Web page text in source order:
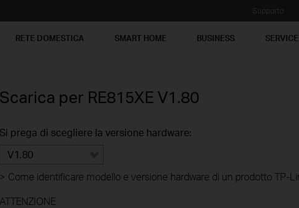
RETE DOMESTICA SMART HOME BUSINESS
Scarica per RE815XE V1.80
Si prega di scegliere la versione hardware:
V1.80
> Come identificare modello e versione hardware di un prodotto TP-
ATTENZIONE